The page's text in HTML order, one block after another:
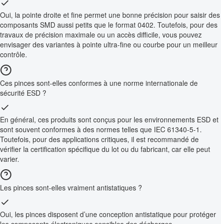
Oui, la pointe droite et fine permet une bonne précision pour saisir des
composants SMD aussi petits que le format 0402. Toutefois, pour des
travaux de précision maximale ou un accès difficile, vous pouvez
envisager des variantes à pointe ultra-fine ou courbe pour un meilleur
contrôle.
Ces pinces sont-elles conformes à une norme internationale de
sécurité ESD ?
En général, ces produits sont conçus pour les environnements ESD et
sont souvent conformes à des normes telles que IEC 61340-5-1.
Toutefois, pour des applications critiques, il est recommandé de
vérifier la certification spécifique du lot ou du fabricant, car elle peut
varier.
Les pinces sont-elles vraiment antistatiques ?
Oui, les pinces disposent d’une conception antistatique pour protéger